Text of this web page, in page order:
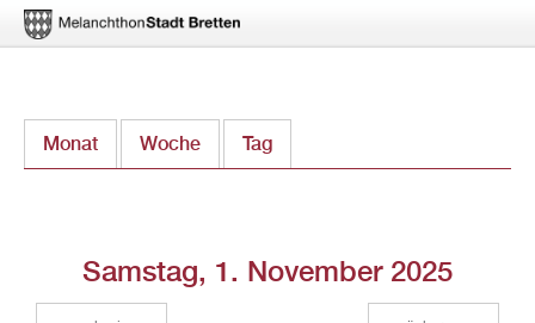
zum
Monat Woche Tag
Samstag, 1. November 2025